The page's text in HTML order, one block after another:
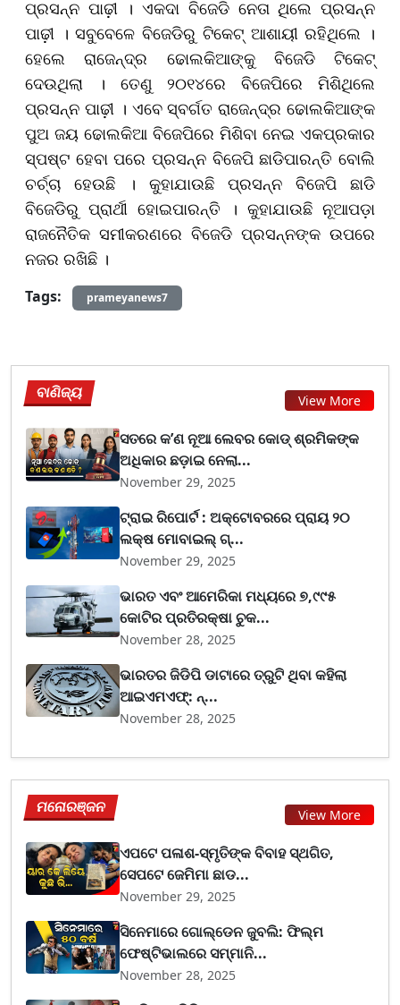
ପ୍ରସନ୍ନ ପାଢ଼ୀ । ଏକଦା ବିଜେଡି ନେତା ଥିଲେ ପ୍ରସନ୍ନ
ପାଢ଼ୀ । ସବୁବେଳେ ବିଜେଡିରୁ ଟିକେଟ୍ ଆଶାୟୀ ରହିଥିଲେ ।
ହେଲେ ରାଜେନ୍ଦ୍ର ଢୋଲକିଆଙ୍କୁ ବିଜେଡି ଟିକେଟ୍
ଦେଉଥିଲା । ତେଣୁ ୨୦୧୪ରେ ବିଜେପିରେ ମିଶିଥିଲେ
ପ୍ରସନ୍ନ ପାଢ଼ୀ । ଏବେ ସ୍ବର୍ଗତ ରାଜେନ୍ଦ୍ର ଢୋଲକିଆଙ୍କ
ପୁଅ ଜୟ ଢୋଲକିଆ ବିଜେପିରେ ମିଶିବା ନେଇ ଏକପ୍ରକାର
ସ୍ପଷ୍ଟ ହେବା ପରେ ପ୍ରସନ୍ନ ବିଜେପି ଛାଡିପାରନ୍ତି ବୋଲି
ଚର୍ଚ୍ଚା ହେଉଛି । କୁହାଯାଉଛି ପ୍ରସନ୍ନ ବିଜେପି ଛାଡି
ବିଜେଡିରୁ ପ୍ରାର୍ଥୀ ହୋଇପାରନ୍ତି । କୁହାଯାଉଛି ନୂଆପଡ଼ା
ରାଜନୈତିକ ସମୀକରଣରେ ବିଜେଡି ପ୍ରସନ୍ନଙ୍କ ଉପରେ
ନଜର ରଖିଛି ।
Tags: prameyanews7
ବାଣିଜ୍ୟ View More
ସତରେ କ’ଣ ନୂଆ ଲେବର କୋଡ୍‌ ଶ୍ରମିକଙ୍କ
ଅଧିକାର ଛଡ଼ାଇ ନେଲା...
November 29, 2025
ଟ୍ରାଇ ରିପୋର୍ଟ : ଅକ୍ଟୋବରରେ ପ୍ରାୟ ୨୦
ଲକ୍ଷ ମୋବାଇଲ୍ ଗ୍...
November 29, 2025
ଭାରତ ଏବଂ ଆମେରିକା ମଧ୍ୟରେ ୭,୯୯୫
କୋଟିର ପ୍ରତିରକ୍ଷା ଚୁକ...
November 28, 2025
ଭାରତର ଜିଡିପି ଡାଟାରେ ତ୍ରୁଟି ଥିବା କହିଲା
ଆଇଏମଏଫ୍‌: ନ୍...
November 28, 2025
ମନୋରଞ୍ଜନ View More
ଏପଟେ ପଳାଶ-ସ୍ମୃତିଙ୍କ ବିବାହ ସ୍ଥଗିତ,
ସେପଟେ ଜେମିମା ଛାଡ...
November 29, 2025
ସିନେମାରେ ଗୋଲ୍ଡେନ ଜୁବଲି: ଫିଲ୍ମ
ଫେଷ୍ଟିଭାଲରେ ସମ୍ମାନି...
November 28, 2025